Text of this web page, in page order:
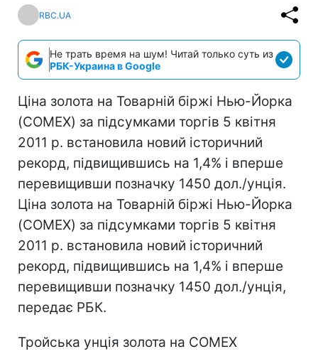
RBC.UA
Не трать время на шум! Читай только суть из
РБК-Украина в Google
Ціна золота на Товарній біржі Нью-Йорка
(COMEX) за підсумками торгів 5 квітня
2011 р. встановила новий історичний
рекорд, підвищившись на 1,4% і вперше
перевищивши позначку 1450 дол./унція.
Ціна золота на Товарній біржі Нью-Йорка
(COMEX) за підсумками торгів 5 квітня
2011 р. встановила новий історичний
рекорд, підвищившись на 1,4% і вперше
перевищивши позначку 1450 дол./унція,
передає РБК.
Тройська унція золота на COMEX